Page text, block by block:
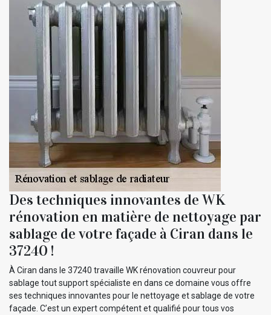
Des techniques innovantes de WK
rénovation en matière de nettoyage par
sablage de votre façade à Ciran dans le
37240 !
À Ciran dans le 37240 travaille WK rénovation couvreur pour
sablage tout support spécialiste en dans ce domaine vous offre
ses techniques innovantes pour le nettoyage et sablage de votre
façade. C’est un expert compétent et qualifié pour tous vos